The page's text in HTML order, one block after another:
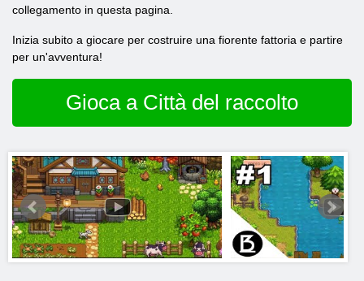
collegamento in questa pagina.
Inizia subito a giocare per costruire una fiorente fattoria e partire
per un'avventura!
Gioca a Città del raccolto